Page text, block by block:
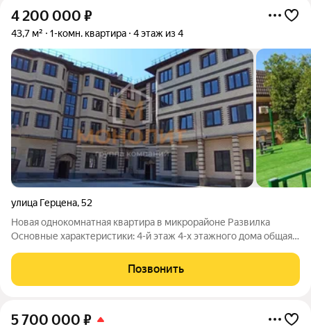
4 200 000 ₽
43,7 м² 1-комн. квартира 4 этаж из 4
улица Герцена,52
Новая однокомнатная квартира в микрорайоне Развилка
Основные характеристики: 4-й этаж 4-х этажного дома общая
совмещенный Квартира без отделки - есть возможность
воплотить в жизнь все
Позвонить
5 700 000 ₽